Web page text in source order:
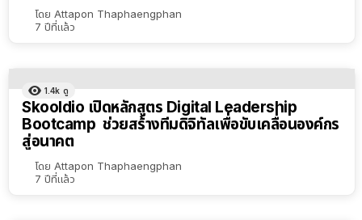
โดย Attapon Thaphaengphan
7 ปีที่แล้ว
1.4k ดู
Skooldio เปิดหลักสูตร Digital Leadership
Bootcamp ช่วยสร้างทีมดิจิทัลเพื่อขับเคลื่อนองค์กร
สู่อนาคต
โดย Attapon Thaphaengphan
7 ปีที่แล้ว